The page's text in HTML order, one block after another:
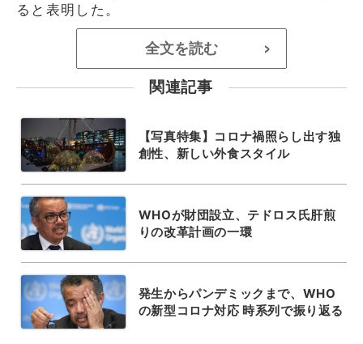
ると表明した。
全文を読む >
関連記事
【写真特集】コロナ禍照らし出す独
創性、新しい外食スタイル
WHOが財団設立、テドロス氏肝煎
りの改革計画の一環
発生からパンデミックまで、WHO
の新型コロナ対応 時系列で振り返る